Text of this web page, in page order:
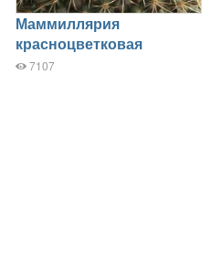
Маммиллярия
красноцветковая
7107